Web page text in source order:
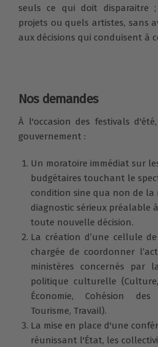
seuls ce qui doit disparaitre
projets ou quels artistes, sans
aux décisions qui conduisent à
Nos demandes
À l'occasion des festivals
gouvernement :
Un moratoire immédiat sur
budgétaires touchant le
condition sine qua non de la
diagnostic sérieux préalable
toute nouvelle décision.
La création d’une cellule
chargée de coordonner
ministères concernés par
politique culturelle
Économie, Cohésion
Tourisme, Travail).
La mise en place d'une
réunissant l'État, les